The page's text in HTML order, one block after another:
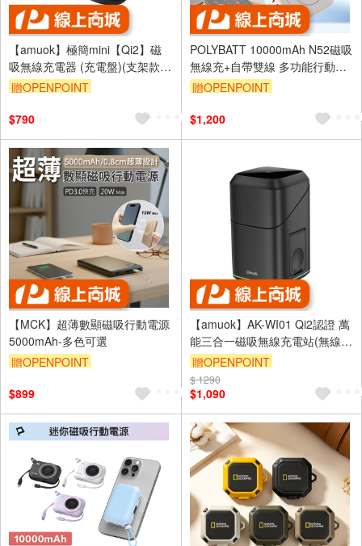
【amuok】極簡mini【Qi2】磁
吸無線充電器 (充電盤)(支架款/
自帶線款可選)
贈OPENPOINT
$790
POLYBATT 10000mAh N52磁吸
無線充+自帶雙線 多功能行動電
源 雙PD快充/電量顯示/隱形支架
贈OPENPOINT
$1,200
【MCK】超薄數顯磁吸行動電源
5000mAh-多色可選
贈OPENPOINT
$899
【amuok】AK-WI01 Qi2認證 萬
能三合一磁吸無線充電站(無線充
電座 充電器 AppleWatch充電
AirPods充電)
贈OPENPOINT
$ 1290
$1,090